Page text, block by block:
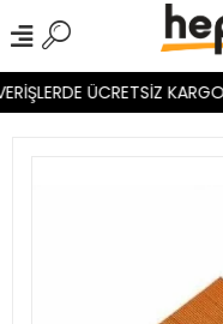
ÜCRETSİZ KARGO!